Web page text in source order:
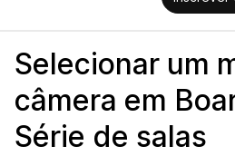
Selecionar um
câmera em
Série de salas